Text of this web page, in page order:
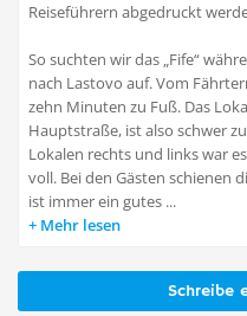
Reiseführern abgedruckt
So suchten wir das „Fife“
nach Lastovo auf. Vom
zehn Minuten zu Fuß. Das
Hauptstraße, ist also schwer
Lokalen rechts und links war
voll. Bei den Gästen schienen
ist immer ein gutes ...
Mehr lesen
Schreibe